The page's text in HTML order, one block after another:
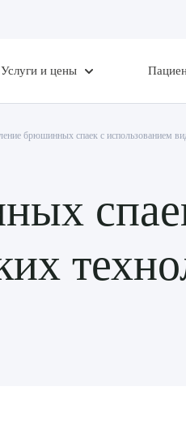
Услуги и цены
брюшинных спаек с использованием